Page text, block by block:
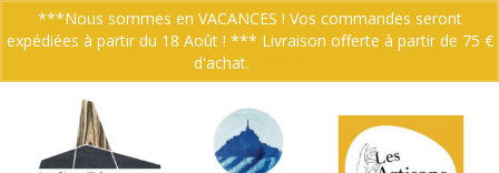
Votre panier 0.00€
***Nous sommes en VACANCES ! Vos commandes seront
expédiées à partir du 18 Août ! *** Livraison offerte à partir de 75 €
d'achat.